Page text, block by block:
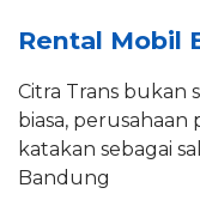
Rental Mobil
Citra Trans bukan
biasa, perusahaan
katakan sebagai
Bandung